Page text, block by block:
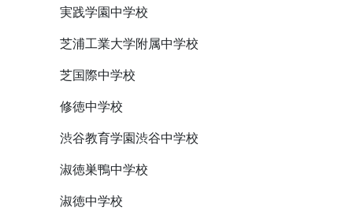
実践学園中学校
芝浦工業大学附属中学校
芝国際中学校
修徳中学校
渋谷教育学園渋谷中学校
淑徳巣鴨中学校
淑徳中学校